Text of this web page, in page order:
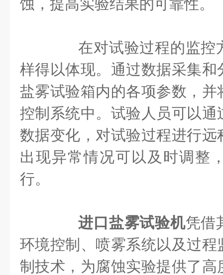
蚀，提高实验结果的可靠性。
在对试验过程的监控
样得以体现。通过数据采集
盐雾试验箱内的各项参数，
控制系统中。试验人员可以
数据变化，对试验过程进行
出现异常情况可以及时调整
行。
进口盐雾试验机凭借
环境控制、喷雾系统以及过
制技术，为腐蚀实验提供了